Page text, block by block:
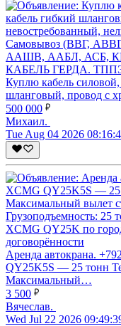
Куплю кабель
шланговый, провод с
500 000
Михаил.
Tue Aug 04 2026
Аренда автокрана.
QY25K5S — 25 тонн
Максимальный…
3 500
Вячеслав.
Wed Jul 22 2026